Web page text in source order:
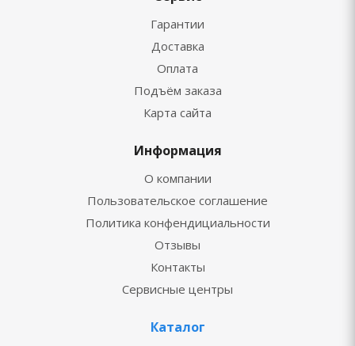
Гарантии
Доставка
Оплата
Подъём заказа
Карта сайта
Информация
О компании
Пользовательское соглашение
Политика конфендициальности
Отзывы
Контакты
Сервисные центры
Каталог